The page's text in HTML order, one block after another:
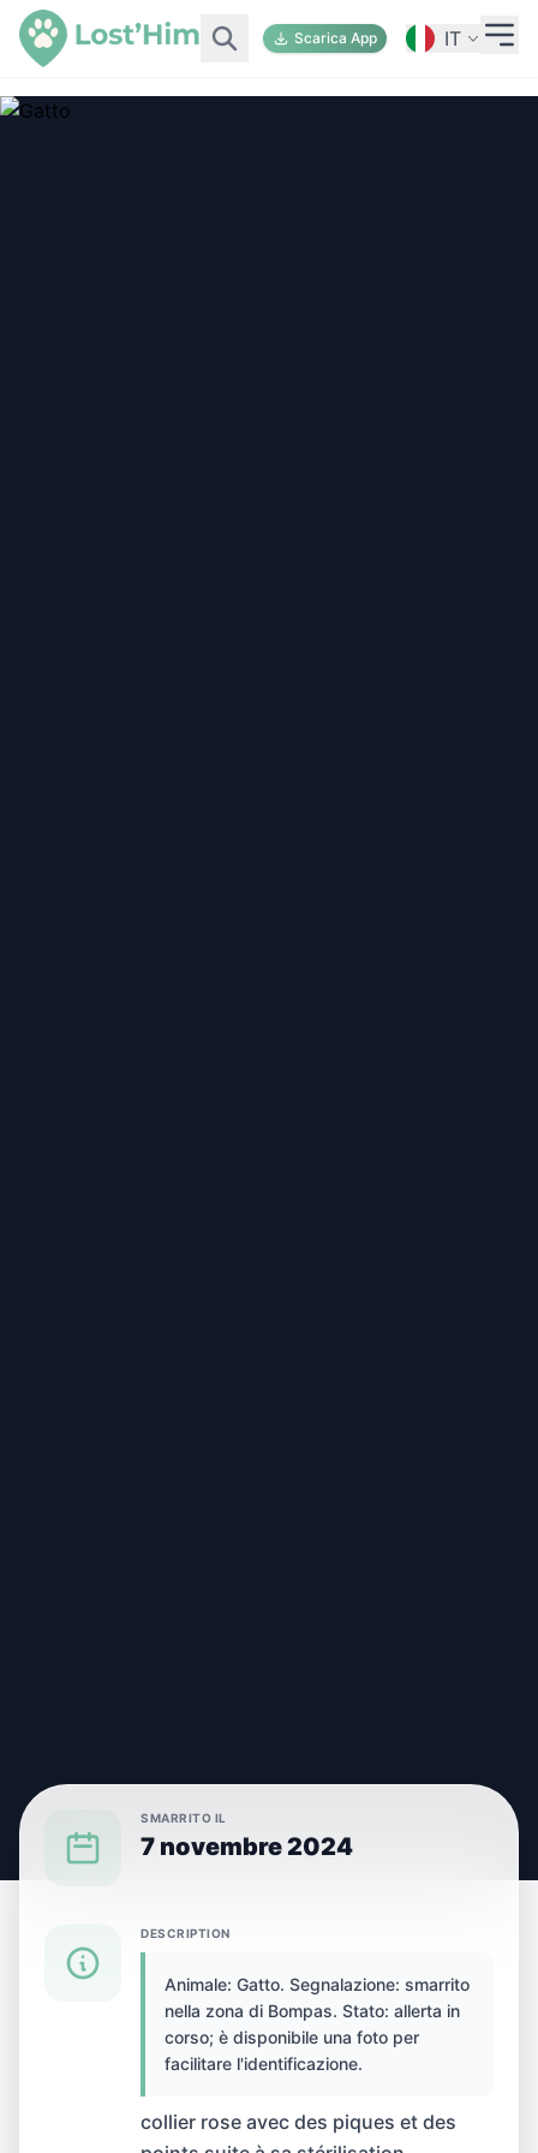
Scarica App IT
{SPECIES} SMARRITO(A) A {CITY}
Gatto smarrito(a) a
Bompas, Francia
SMARRITO IL
7 novembre 2024
DESCRIPTION
Animale: Gatto. Segnalazione: smarrito
nella zona di Bompas. Stato: allerta in
corso; è disponibile una foto per
facilitare l'identificazione.
collier rose avec des piques et des